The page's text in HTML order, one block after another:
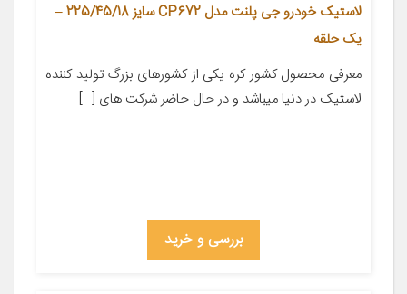
لاستیک خودرو جی پلنت مدل CP672 سایز 225/45/18 –
یک حلقه
معرفی محصول کشور کره یکی از کشورهای بزرگ تولید کننده
لاستیک در دنیا میباشد و در حال حاضر شرکت های […]
بررسی و خرید